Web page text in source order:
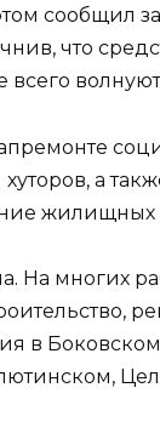
сообщил
что
всего
а
жилищных
На многих
в